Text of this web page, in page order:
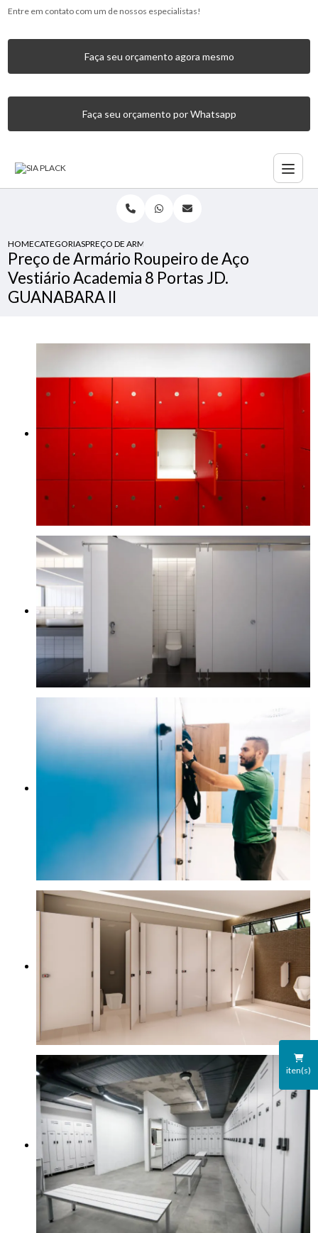
Entre em contato com um de nossos especialistas!
Faça seu orçamento agora mesmo
Faça seu orçamento por Whatsapp
iten(s)
HOMECATEGORIASPREÇO DE ARMÁRIO ROUPEIRO DE AÇO VESTIÁRIO
Preço de Armário Roupeiro de Aço
Vestiário Academia 8 Portas JD.
GUANABARA II